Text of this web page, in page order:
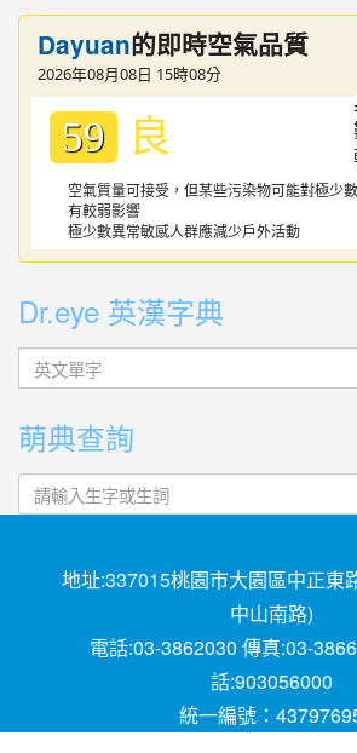
Dayuan的即時空氣品質
2026年08月08日 15時08分
59 良
空氣質量可接受，但某些污染物可能對極少
有較弱影響
極少數異常敏感人群應減少戶外活動
Dr.eye 英漢字典
英
文
字
萌典查詢
地址:337015桃園市大園區中正東
中山南路)
電話:03-3862030 傳真:03-
話:903056000
統一編號：